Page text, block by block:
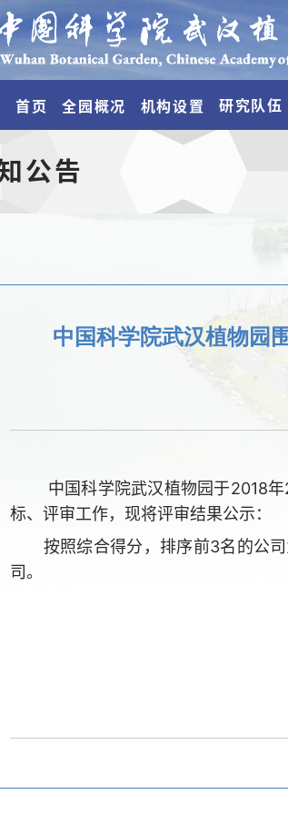
首页 全园概况 机构设置 研究队伍
公告
中国科学院武汉植物园
中国科学院武汉植物园于2018
标、评审工作，现将评审结果公示：
按照综合得分，排序前3名的公
司。